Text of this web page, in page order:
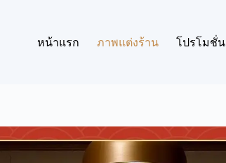
หน้าแรก ภาพแต่งร้าน โปรโมชั่น